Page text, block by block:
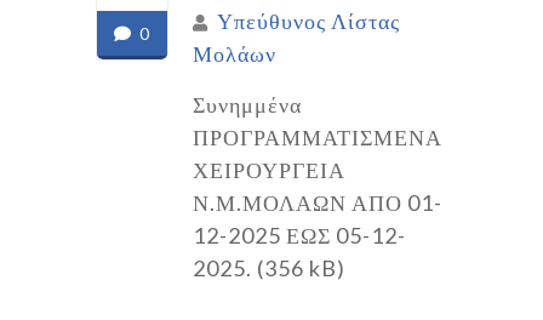
0
Υπεύθυνος Λίστας
Μολάων
Συνημμένα
ΠΡΟΓΡΑΜΜΑΤΙΣΜΕΝΑ
ΧΕΙΡΟΥΡΓΕΙΑ
Ν.Μ.ΜΟΛΑΩΝ ΑΠΟ 01-
12-2025 ΕΩΣ 05-12-
2025. (356 kB)